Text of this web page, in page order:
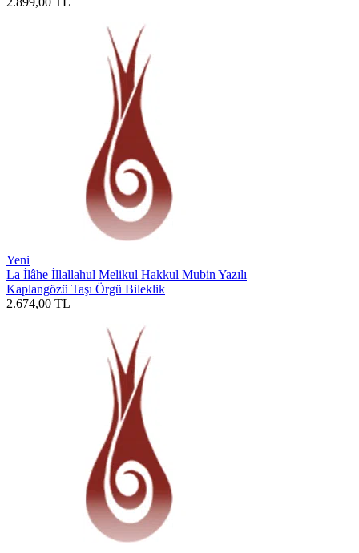
Yeni
La İlâhe İllallahul Melikul Hakkul Mubin Yazılı
Kaplangözü Taşı Örgü Bileklik
2.674,00 TL